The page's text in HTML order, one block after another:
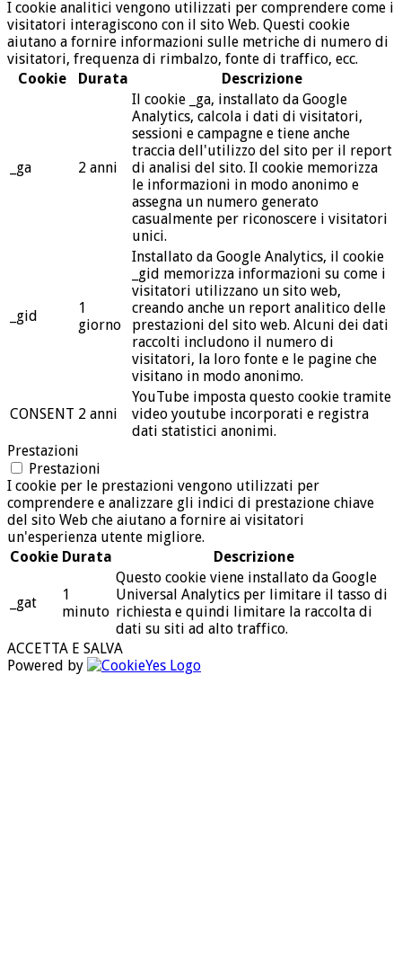
I cookie analitici vengono utilizzati per comprendere come i
visitatori interagiscono con il sito Web. Questi cookie
aiutano a fornire informazioni sulle metriche di numero di
visitatori, frequenza di rimbalzo, fonte di traffico, ecc.
Cookie
Durata Descrizione
_ga 2 anni
Il cookie _ga, installato da Google
Analytics, calcola i dati di visitatori,
sessioni e campagne e tiene anche
traccia dell'utilizzo del sito per il report
di analisi del sito. Il cookie memorizza
le informazioni in modo anonimo e
assegna un numero generato
casualmente per riconoscere i visitatori
unici.
_gid
1
giorno
Installato da Google Analytics, il cookie
_gid memorizza informazioni su come i
visitatori utilizzano un sito web,
creando anche un report analitico delle
prestazioni del sito web. Alcuni dei dati
raccolti includono il numero di
visitatori, la loro fonte e le pagine che
visitano in modo anonimo.
CONSENT 2 anni
YouTube imposta questo cookie tramite
video youtube incorporati e registra
dati statistici anonimi.
Prestazioni
Prestazioni
I cookie per le prestazioni vengono utilizzati per
comprendere e analizzare gli indici di prestazione chiave
del sito Web che aiutano a fornire ai visitatori
un'esperienza utente migliore.
Cookie Durata Descrizione
_gat
1
minuto
Questo cookie viene installato da Google
Universal Analytics per limitare il tasso di
richiesta e quindi limitare la raccolta di
dati su siti ad alto traffico.
ACCETTA E SALVA
Powered by